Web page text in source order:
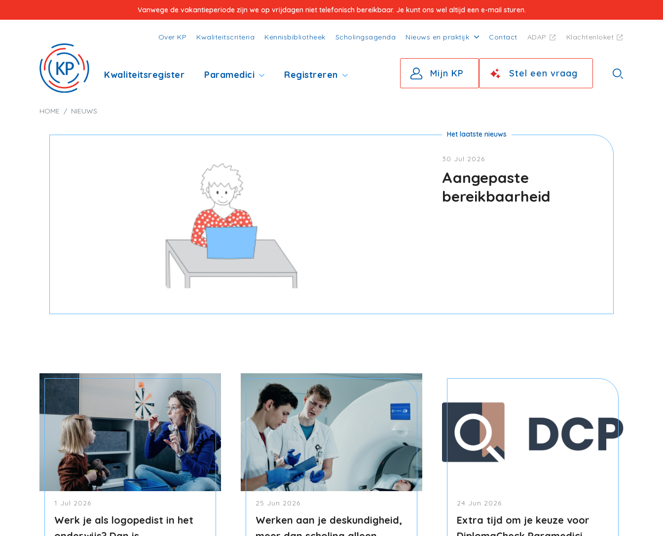
en
Vanwege de vakantieperiode zijn we op vrijdagen niet telefonisch bereikbaar. Je kunt ons wel altijd een e-mail sturen.
Top
menu
Over KP Kwaliteitscriteria Kennisbibliotheek Scholingsagenda Nieuws en praktijk Contact ADAP Klachtenloket
Hoofdnavigatie
Kwaliteitsregister Paramedici Registreren Mijn KP Stel een vraag
Kruimelpad
HOME NIEUWS
30 Jul 2026
Aangepaste
bereikbaarheid
1 Jul 2026
Werk je als logopedist in het
25 Jun 2026
Werken aan je deskundigheid,
24 Jun 2026
Extra tijd om je keuze voor